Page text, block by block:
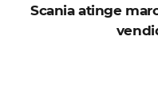
Scania atinge